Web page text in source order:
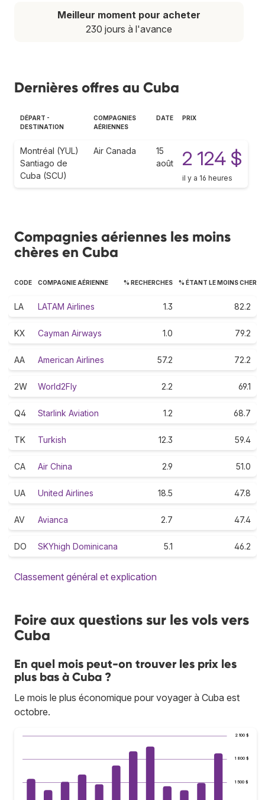
Meilleur moment pour acheter
230 jours à l'avance
Dernières offres au Cuba
DÉPART -
DESTINATION
COMPAGNIES
AÉRIENNES
DATE PRIX
Montréal (YUL)
Santiago de
Cuba (SCU)
Air Canada
15
août
2 124 $
il y a 16 heures
Compagnies aériennes les moins
chères en Cuba
CODE COMPAGNIE AÉRIENNE % RECHERCHES % ÉTANT LE MOINS CHER
LA LATAM Airlines 1.3 82.2
KX Cayman Airways 1.0 79.2
AA American Airlines 57.2 72.2
2W World2Fly 2.2 69.1
Q4 Starlink Aviation 1.2 68.7
TK Turkish 12.3 59.4
CA Air China 2.9 51.0
UA United Airlines 18.5 47.8
AV Avianca 2.7 47.4
DO SKYhigh Dominicana 5.1 46.2
Classement général et explication
Foire aux questions sur les vols vers
Cuba
En quel mois peut-on trouver les prix les
plus bas à Cuba ?
Le mois le plus économique pour voyager à Cuba est
octobre.
1 500 $
1 800 $
2 100 $